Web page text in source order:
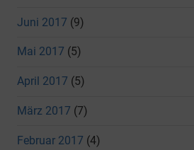
Juni 2017 (9)
Mai 2017 (5)
April 2017 (5)
März 2017 (7)
Februar 2017 (4)